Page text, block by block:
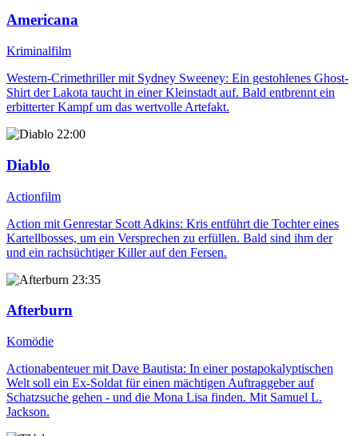
Americana
Kriminalfilm
Western-Crimethriller mit Sydney Sweeney: Ein gestohlenes Ghost-
Shirt der Lakota taucht in einer Kleinstadt auf. Bald entbrennt ein
erbitterter Kampf um das wertvolle Artefakt.
22:00
Diablo
Actionfilm
Action mit Genrestar Scott Adkins: Kris entführt die Tochter eines
Kartellbosses, um ein Versprechen zu erfüllen. Bald sind ihm der
und ein rachsüchtiger Killer auf den Fersen.
23:35
Afterburn
Komödie
Actionabenteuer mit Dave Bautista: In einer postapokalyptischen
Welt soll ein Ex-Soldat für einen mächtigen Auftraggeber auf
Schatzsuche gehen - und die Mona Lisa finden. Mit Samuel L.
Jackson.